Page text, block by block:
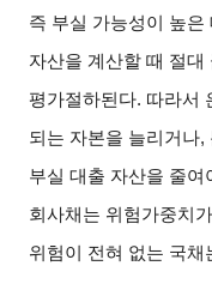
즉 부실 가능성이 높은
자산을 계산할 때 절대
평가절하된다. 따라서
되는 자본을 늘리거나,
부실 대출 자산을 줄여
회사채는 위험가중치
위험이 전혀 없는 국채